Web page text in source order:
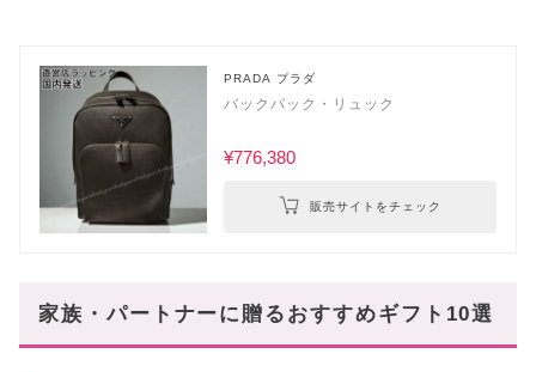
PRADA プラダ
バックパック・リュック
¥776,380
販売サイトをチェック
家族・パートナーに贈るおすすめギフト10選